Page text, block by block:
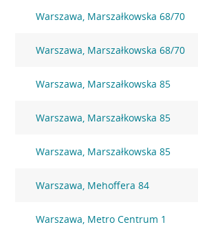
Warszawa, Marszałkowska 68/70
Warszawa, Marszałkowska 68/70
Warszawa, Marszałkowska 85
Warszawa, Marszałkowska 85
Warszawa, Marszałkowska 85
Warszawa, Mehoffera 84
Warszawa, Metro Centrum 1